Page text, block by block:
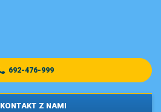
KONTAKT Z NAMI
692-476-999